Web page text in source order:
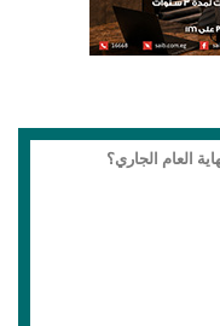
العام الجاري؟